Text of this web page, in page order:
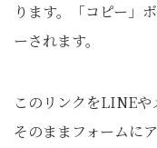
ります。「コピー」
ーされます。
このリンクをLINE
そのままフォームに